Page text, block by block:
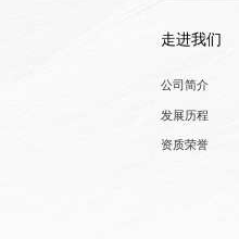
走进我们
公司简介
发展历程
资质荣誉